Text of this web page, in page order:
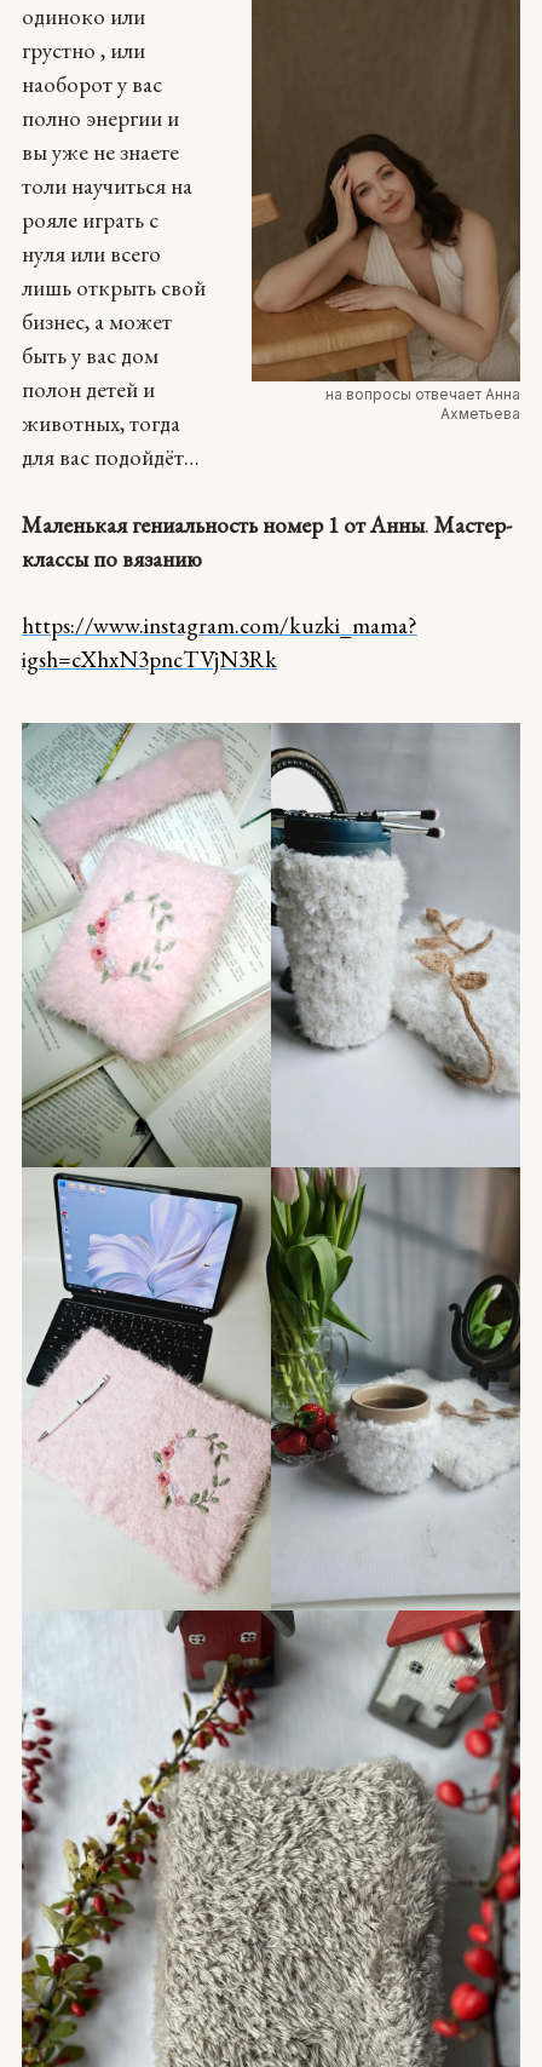
на вопросы отвечает Анна
Ахметьева
одиноко или
грустно , или
наоборот у вас
полно энергии и
вы уже не знаете
толи научиться на
рояле играть c
нуля или всего
лишь открыть свой
бизнес, а может
быть у вас дом
полон детей и
животных, тогда
для вас подойдёт…
Маленькая гениальность номер 1 от Анны. Мастер-
классы по вязанию
https://www.instagram.com/kuzki_mama?
igsh=cXhxN3pncTVjN3Rk